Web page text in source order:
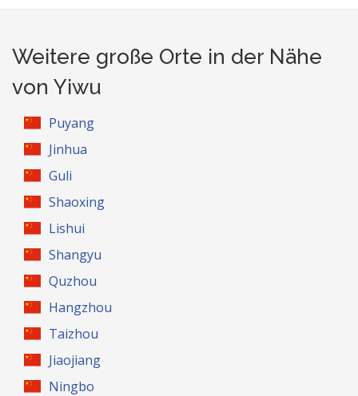
Weitere große Orte in der Nähe
von Yiwu
Puyang
Jinhua
Guli
Shaoxing
Lishui
Shangyu
Quzhou
Hangzhou
Taizhou
Jiaojiang
Ningbo